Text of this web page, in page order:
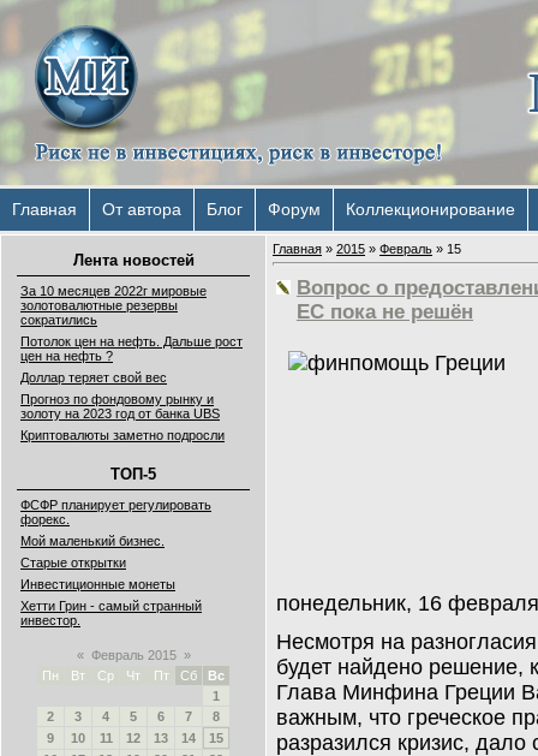
Главная От автора Блог Форум Коллекционирование
Лента новостей
За 10 месяцев 2022г мировые
золотовалютные резервы
сократились
Потолок цен на нефть. Дальше рост
цен на нефть ?
Доллар теряет свой вес
Прогноз по фондовому рынку и
золоту на 2023 год от банка UBS
Криптовалюты заметно подросли
ТОП-5
ФСФР планирует регулировать
форекс.
Мой маленький бизнес.
Старые открытки
Инвестиционные монеты
Хетти Грин - самый странный
инвестор.
« Февраль 2015 »
Пн
Вт Ср Чт Пт Сб
Вс
1
2
3 4 5 6 7
8
9
10 11 12 13 14
15
Главная » 2015 » Февраль » 15
Вопрос о
ЕС пока не решён
понедельник, 16
Несмотря на
будет найдено решение,
Глава Минфина Греции
важным, что греческое
разразился кризис,